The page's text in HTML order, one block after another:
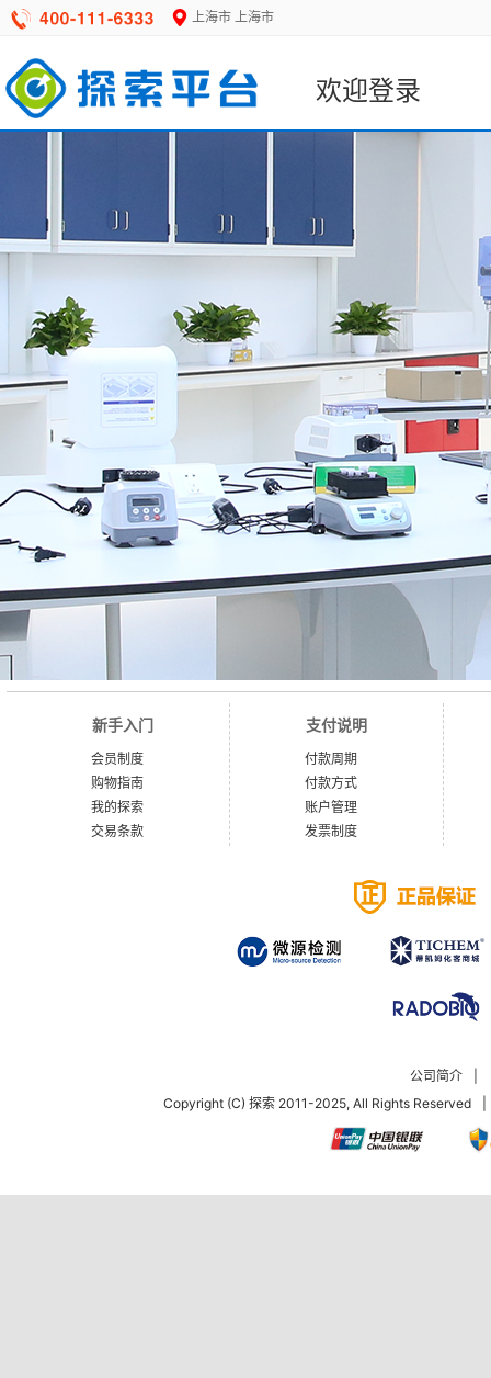
上海市 上海市
欢迎登录
新手入门
会员制度
购物指南
我的探索
交易条款
支付说明
付款周期
付款方式
账户管理
发票制度
公司简介
Copyright (C) 探索 2011-2025, All Rights Reserved